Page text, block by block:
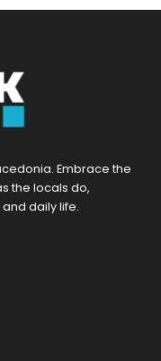
Embrace the
the locals do,
daily life.